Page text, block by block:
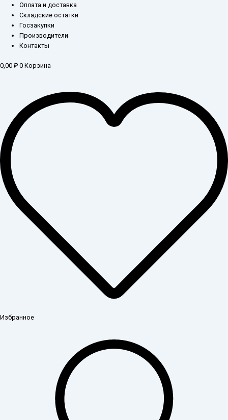
Оплата и доставка
Складские остатки
Госзакупки
Производители
Контакты
0,00 ₽ 0 Корзина
Избранное